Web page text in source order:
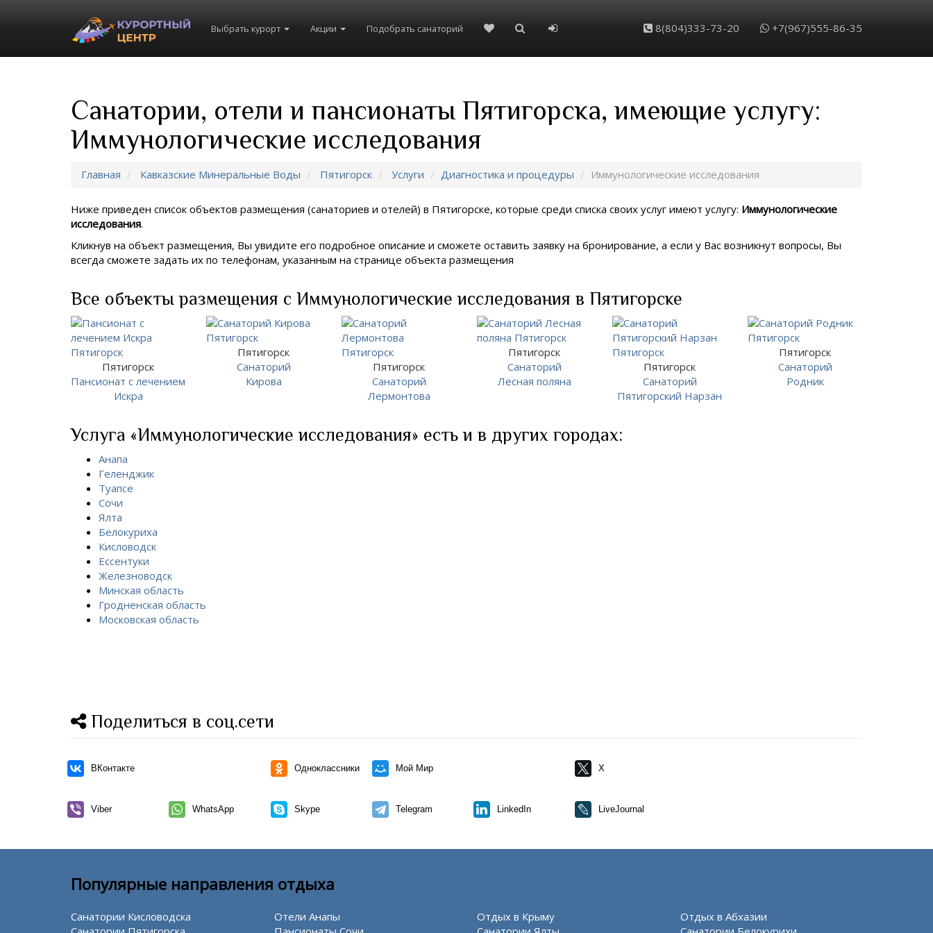
Выбрать курорт Акции Подобрать санаторий 8(804)333-73-20 +7(967)555-86-35
Санатории, отели и пансионаты Пятигорска, имеющие услугу:
Иммунологические исследования
Главная Кавказские Минеральные Воды Пятигорск Услуги Диагностика и процедуры Иммунологические исследования
Ниже приведен список объектов размещения (санаториев и отелей) в Пятигорске, которые среди списка своих услуг имеют услугу: Иммунологические
исследования.
Кликнув на объект размещения, Вы увидите его подробное описание и сможете оставить заявку на бронирование, а если у Вас возникнут вопросы, Вы
всегда сможете задать их по телефонам, указанным на странице объекта размещения
Все объекты размещения с Иммунологические исследования в Пятигорске
Пятигорск
Пансионат с лечением
Искра
Пятигорск
Санаторий
Кирова
Пятигорск
Санаторий
Лермонтова
Пятигорск
Санаторий
Лесная поляна
Пятигорск
Санаторий
Пятигорский Нарзан
Пятигорск
Санаторий
Родник
Услуга «Иммунологические исследования» есть и в других городах:
Анапа
Геленджик
Туапсе
Сочи
Ялта
Белокуриха
Кисловодск
Ессентуки
Железноводск
Минская область
Гродненская область
Московская область
Поделиться в соц.сети
ВКонтакте Одноклассники Мой Мир X
Viber WhatsApp Skype Telegram LinkedIn LiveJournal
Популярные направления отдыха
Санатории Кисловодска
Отели Анапы
Отдых в Крыму
Отдых в Абхазии